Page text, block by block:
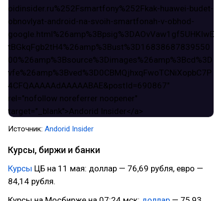
Источник: Andorid Insider
Курсы, биржи и банки
Курсы ЦБ на 11 мая: доллар — 76,69 рубля, евро —
84,14 рубля.